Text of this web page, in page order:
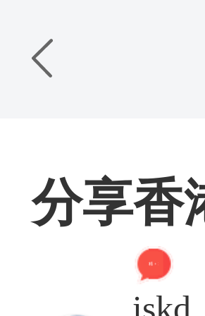
分享香
精 + 3
iskd